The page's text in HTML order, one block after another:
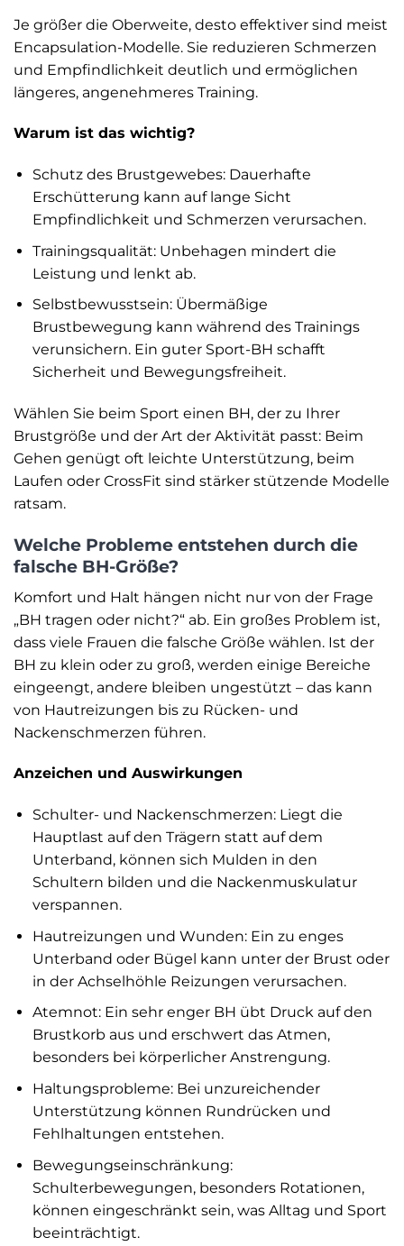
Je größer die Oberweite, desto effektiver sind meist
Encapsulation-Modelle. Sie reduzieren Schmerzen
und Empfindlichkeit deutlich und ermöglichen
längeres, angenehmeres Training.
Warum ist das wichtig?
Schutz des Brustgewebes: Dauerhafte
Erschütterung kann auf lange Sicht
Empfindlichkeit und Schmerzen verursachen.
Trainingsqualität: Unbehagen mindert die
Leistung und lenkt ab.
Selbstbewusstsein: Übermäßige
Brustbewegung kann während des Trainings
verunsichern. Ein guter Sport-BH schafft
Sicherheit und Bewegungsfreiheit.
Wählen Sie beim Sport einen BH, der zu Ihrer
Brustgröße und der Art der Aktivität passt: Beim
Gehen genügt oft leichte Unterstützung, beim
Laufen oder CrossFit sind stärker stützende Modelle
ratsam.
Welche Probleme entstehen durch die
falsche BH-Größe?
Komfort und Halt hängen nicht nur von der Frage
„BH tragen oder nicht?“ ab. Ein großes Problem ist,
dass viele Frauen die falsche Größe wählen. Ist der
BH zu klein oder zu groß, werden einige Bereiche
eingeengt, andere bleiben ungestützt – das kann
von Hautreizungen bis zu Rücken- und
Nackenschmerzen führen.
Anzeichen und Auswirkungen
Schulter- und Nackenschmerzen: Liegt die
Hauptlast auf den Trägern statt auf dem
Unterband, können sich Mulden in den
Schultern bilden und die Nackenmuskulatur
verspannen.
Hautreizungen und Wunden: Ein zu enges
Unterband oder Bügel kann unter der Brust oder
in der Achselhöhle Reizungen verursachen.
Atemnot: Ein sehr enger BH übt Druck auf den
Brustkorb aus und erschwert das Atmen,
besonders bei körperlicher Anstrengung.
Haltungsprobleme: Bei unzureichender
Unterstützung können Rundrücken und
Fehlhaltungen entstehen.
Bewegungseinschränkung:
Schulterbewegungen, besonders Rotationen,
können eingeschränkt sein, was Alltag und Sport
beeinträchtigt.